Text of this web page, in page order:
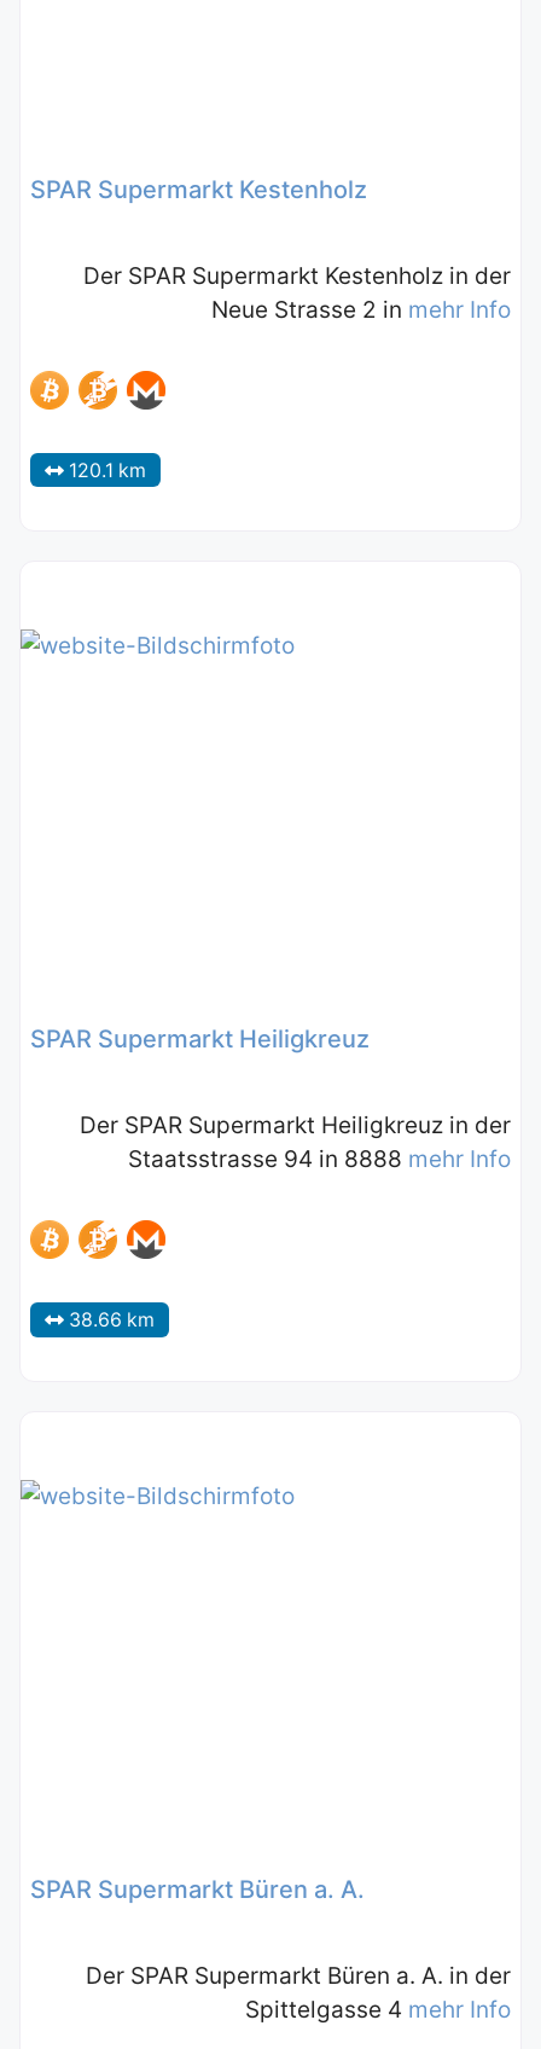
SPAR Supermarkt Kestenholz
Der SPAR Supermarkt Kestenholz in der
Neue Strasse 2 in mehr Info
120.1 km
SPAR Supermarkt Heiligkreuz
Der SPAR Supermarkt Heiligkreuz in der
Staatsstrasse 94 in 8888 mehr Info
38.66 km
SPAR Supermarkt Büren a. A.
Der SPAR Supermarkt Büren a. A. in der
Spittelgasse 4 mehr Info